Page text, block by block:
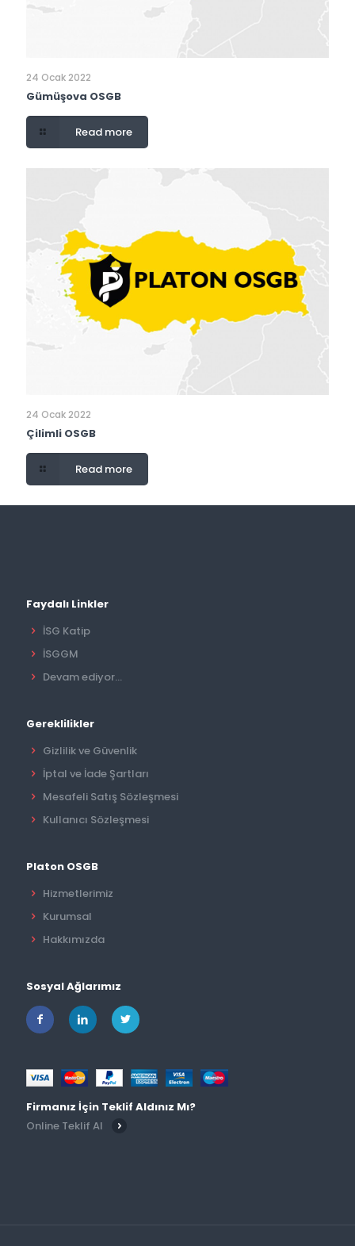
24 Ocak 2022
Gümüşova OSGB
Read more
24 Ocak 2022
Çilimli OSGB
Read more
Faydalı Linkler
İSG Katip
İSGGM
Devam ediyor...
Gereklilikler
Gizlilik ve Güvenlik
İptal ve İade Şartları
Mesafeli Satış Sözleşmesi
Kullanıcı Sözleşmesi
Platon OSGB
Hizmetlerimiz
Kurumsal
Hakkımızda
Sosyal Ağlarımız
Firmanız İçin Teklif Aldınız Mı?
Online Teklif Al